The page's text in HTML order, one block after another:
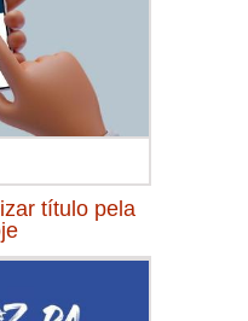
título pela